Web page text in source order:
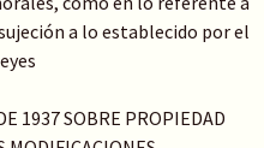
a lo establecido por el
1937 SOBRE PROPIEDAD